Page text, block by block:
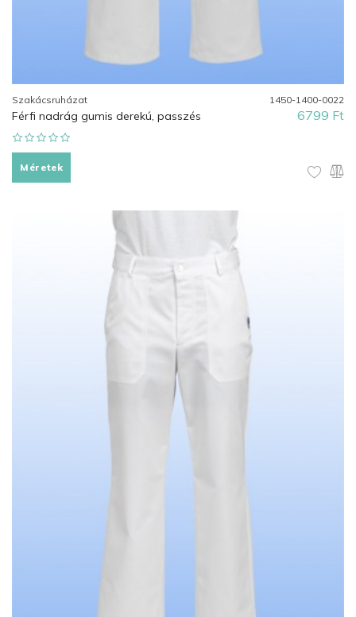
Szakácsruházat 1450-1400-0022
Férfi nadrág gumis derekú, passzés 6799 Ft
Méretek